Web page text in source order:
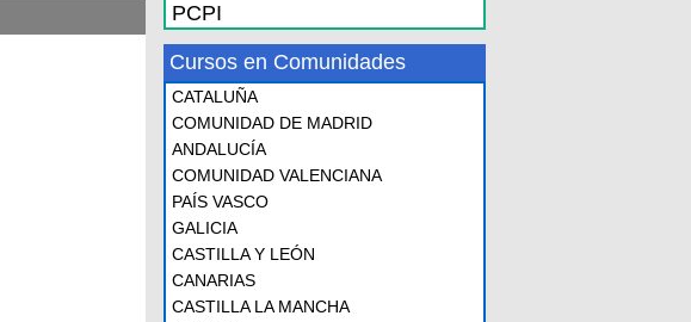
PCPI
Cursos en Comunidades
CATALUÑA
COMUNIDAD DE MADRID
ANDALUCÍA
COMUNIDAD VALENCIANA
PAÍS VASCO
GALICIA
CASTILLA Y LEÓN
CANARIAS
CASTILLA LA MANCHA